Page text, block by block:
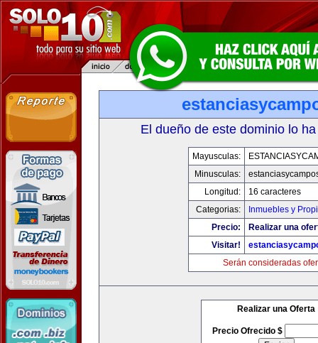
El dueño de este dominio lo
Mayusculas:
Minusculas:
Longitud:
16 caracteres
Categorias:
Inmuebles y
Precio:
Realizar una
Visitar!
Serán consideradas
Realizar una Oferta
Precio Ofrecido $